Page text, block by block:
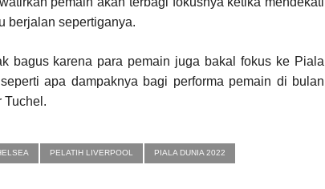
berjalan sepertiganya.
bagus karena para pemain juga bakal fokus ke Piala
apa dampaknya bagi performa pemain di bulan
Tuchel.
PELATIH LIVERPOOL PIALA DUNIA 2022